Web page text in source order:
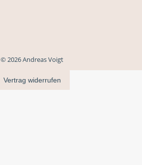
© 2026 Andreas Voigt
Vertrag widerrufen